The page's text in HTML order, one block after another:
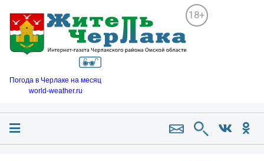
18+
Погода в Черлаке на месяц
world-weather.ru